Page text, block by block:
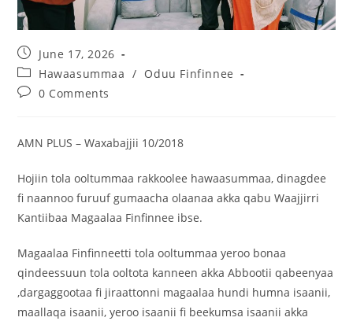
June 17, 2026
Hawaasummaa / Oduu Finfinnee
0 Comments
AMN PLUS – Waxabajjii 10/2018
Hojiin tola ooltummaa rakkoolee hawaasummaa, dinagdee
fi naannoo furuuf gumaacha olaanaa akka qabu Waajjirri
Kantiibaa Magaalaa Finfinnee ibse.
Magaalaa Finfinneetti tola ooltummaa yeroo bonaa
qindeessuun tola ooltota kanneen akka Abbootii qabeenyaa
,dargaggootaa fi jiraattonni magaalaa hundi humna isaanii,
maallaqa isaanii, yeroo isaanii fi beekumsa isaanii akka